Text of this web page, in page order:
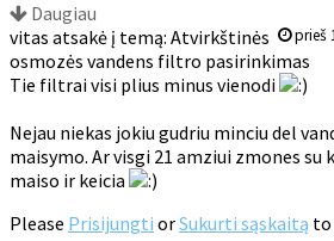
Daugiau
prieš
vitas atsakė į temą: Atvirkštinės
osmozės vandens filtro pasirinkimas
Tie filtrai visi plius minus vienodi
Nejau niekas jokiu gudriu minciu del
maisymo. Ar visgi 21 amziui zmones su
maiso ir keicia
Please Prisijungti orSukurti sąskaitą to